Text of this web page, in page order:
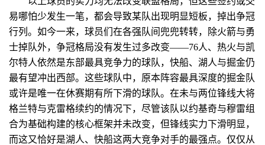
易哪怕少发生一笔，都会导致某队出现明显短板，掉出争冠
行列。如今一来，球员们在各强队间兜兜转转，除火箭与勇
士掉队外，争冠格局没有发生过多改变——76人、热火与凯
尔特人依然是东部最具竞争力的球队，快船、湖人与掘金仍
最有望冲出西部。这些球队中，原本阵容最具深度的掘金队
或许是唯一在休赛期有所下滑的球队。在未与两位锋线大将
格兰特与克雷格续约的情况下，尽管该队以约基奇与穆雷组
合为基础构建的核心框架并未改变，但锋线实力下滑明显，
而这又恰好是湖人、快船这两大竞争对手的最强点。仅仅从